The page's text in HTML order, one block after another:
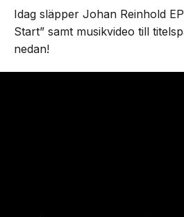
Idag släpper Johan Reinhold
Start” samt musikvideo till
nedan!